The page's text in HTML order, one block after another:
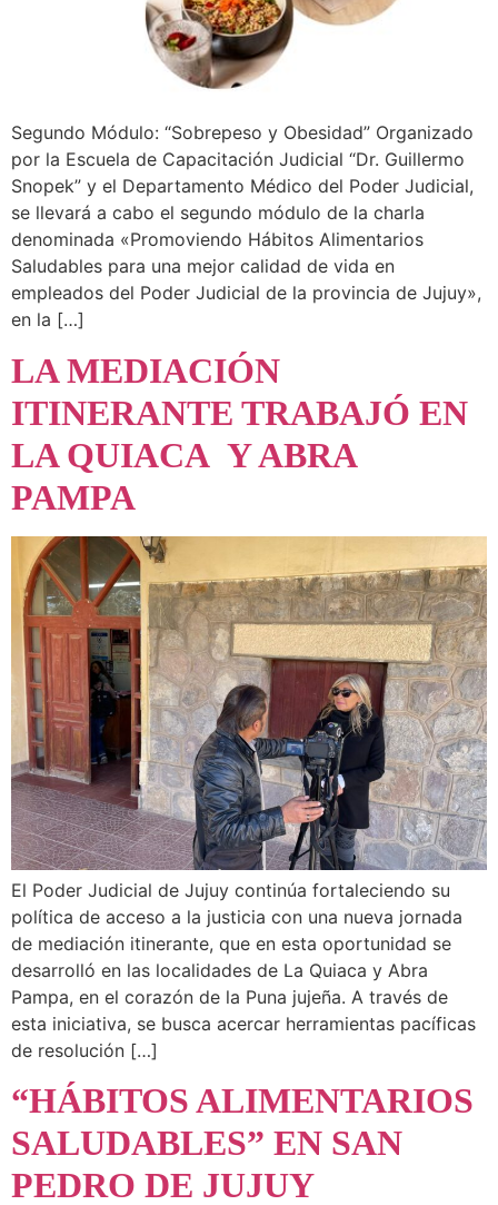
Segundo Módulo: “Sobrepeso y Obesidad” Organizado
por la Escuela de Capacitación Judicial “Dr. Guillermo
Snopek” y el Departamento Médico del Poder Judicial,
se llevará a cabo el segundo módulo de la charla
denominada «Promoviendo Hábitos Alimentarios
Saludables para una mejor calidad de vida en
empleados del Poder Judicial de la provincia de Jujuy»,
en la […]
LA MEDIACIÓN
ITINERANTE TRABAJÓ EN
LA QUIACA Y ABRA
PAMPA
El Poder Judicial de Jujuy continúa fortaleciendo su
política de acceso a la justicia con una nueva jornada
de mediación itinerante, que en esta oportunidad se
desarrolló en las localidades de La Quiaca y Abra
Pampa, en el corazón de la Puna jujeña. A través de
esta iniciativa, se busca acercar herramientas pacíficas
de resolución […]
“HÁBITOS ALIMENTARIOS
SALUDABLES” EN SAN
PEDRO DE JUJUY